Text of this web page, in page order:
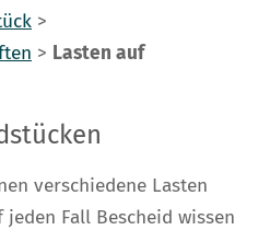
>
> Lasten auf
verschiedene Lasten
Fall Bescheid wissen